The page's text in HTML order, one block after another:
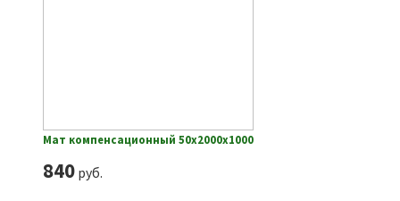
Мат компенсационный 50х2000х1000
840руб.